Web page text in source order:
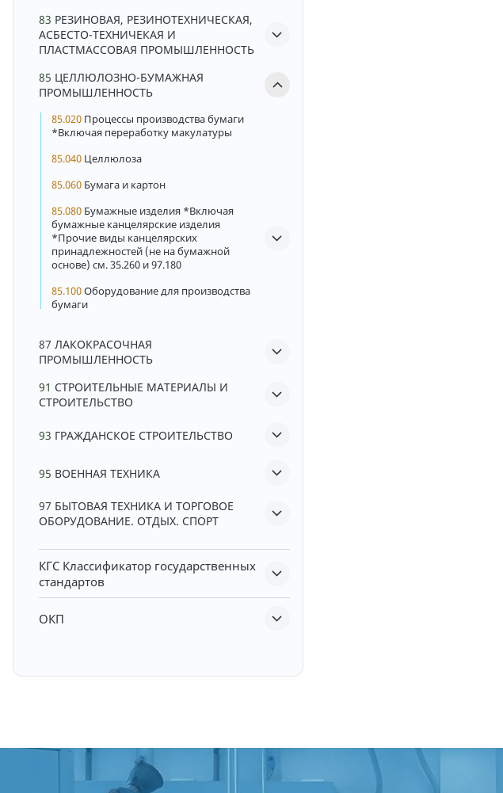
83 РЕЗИНОВАЯ, РЕЗИНОТЕХНИЧЕСКАЯ,
АСБЕСТО-ТЕХНИЧЕКАЯ И
ПЛАСТМАССОВАЯ ПРОМЫШЛЕННОСТЬ
85 ЦЕЛЛЮЛОЗНО-БУМАЖНАЯ
ПРОМЫШЛЕННОСТЬ
85.020 Процессы производства бумаги
*Включая переработку макулатуры
85.040 Целлюлоза
85.060 Бумага и картон
85.080 Бумажные изделия *Включая
бумажные канцелярские изделия
*Прочие виды канцелярских
принадлежностей (не на бумажной
основе) см. 35.260 и 97.180
85.100Оборудование для производства
бумаги
87 ЛАКОКРАСОЧНАЯ
ПРОМЫШЛЕННОСТЬ
91 СТРОИТЕЛЬНЫЕ МАТЕРИАЛЫ И
СТРОИТЕЛЬСТВО
93 ГРАЖДАНСКОЕ СТРОИТЕЛЬСТВО
95 ВОЕННАЯ ТЕХНИКА
97 БЫТОВАЯ ТЕХНИКА И ТОРГОВОЕ
ОБОРУДОВАНИЕ. ОТДЫХ. СПОРТ
КГС Классификатор государственных
стандартов
ОКП